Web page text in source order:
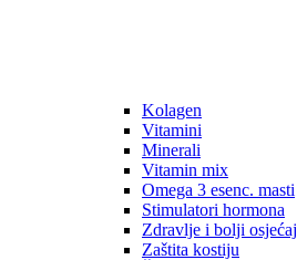
Kolagen
Vitamini
Minerali
Vitamin mix
Omega 3 esenc. masti
Stimulatori hormona
Zdravlje i bolji osjećaj
Zaštita kostiju